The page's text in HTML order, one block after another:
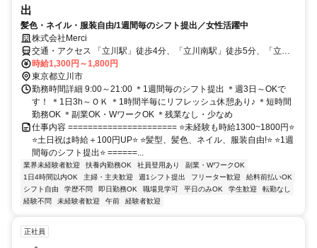
出
髪色・ネイル・服装自由/1週間毎のシフト提出／女性活躍中
株式会社Merci
交通・アクセス 「立川駅」徒歩4分、「立川南駅」徒歩5分、「立川
北駅」徒歩8分
時給1,300円～1,800円
東京都立川市
勤務時間詳細 9:00～21:00 ＊1週間毎のシフト提出 ＊週3日～OKで
す！ ＊1日3h～ＯＫ ＊1時間半毎にリフレッシュ休憩あり♪ ＊短時間
勤務OK ＊副業OK・WワークOK ＊残業なし・少なめ
仕事内容 ====================== ⭐未経験も時給1300~1800円⭐
⭐土日祝は時給＋100円UP⭐ ⭐髪型、髪色、ネイル、服装自由!⭐ ⭐1週
間毎のシフト提出⭐ ======...
業界未経験者歓迎 扶養内勤務OK 社員登用あり
副業・WワークOK
1日4時間以内OK
主婦・主夫歓迎 週1シフト提出 フリーター歓迎
給料前払いOK
シフト自由
学歴不問 即日勤務OK 職場見学可 平日のみOK 学生歓迎
転勤なし
経験不問
未経験者歓迎 午前 経験者歓迎
正社員